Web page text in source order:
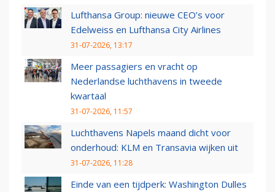
Lufthansa Group: nieuwe CEO’s voor
Edelweiss en Lufthansa City Airlines
31-07-2026, 13:17
Meer passagiers en vracht op
Nederlandse luchthavens in tweede
kwartaal
31-07-2026, 11:57
Luchthavens Napels maand dicht voor
onderhoud: KLM en Transavia wijken uit
31-07-2026, 11:28
Einde van een tijdperk: Washington Dulles